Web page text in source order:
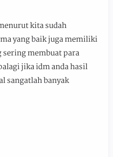
kita sudah
yang baik juga memiliki
sering membuat para
jika idm anda hasil
sangatlah banyak